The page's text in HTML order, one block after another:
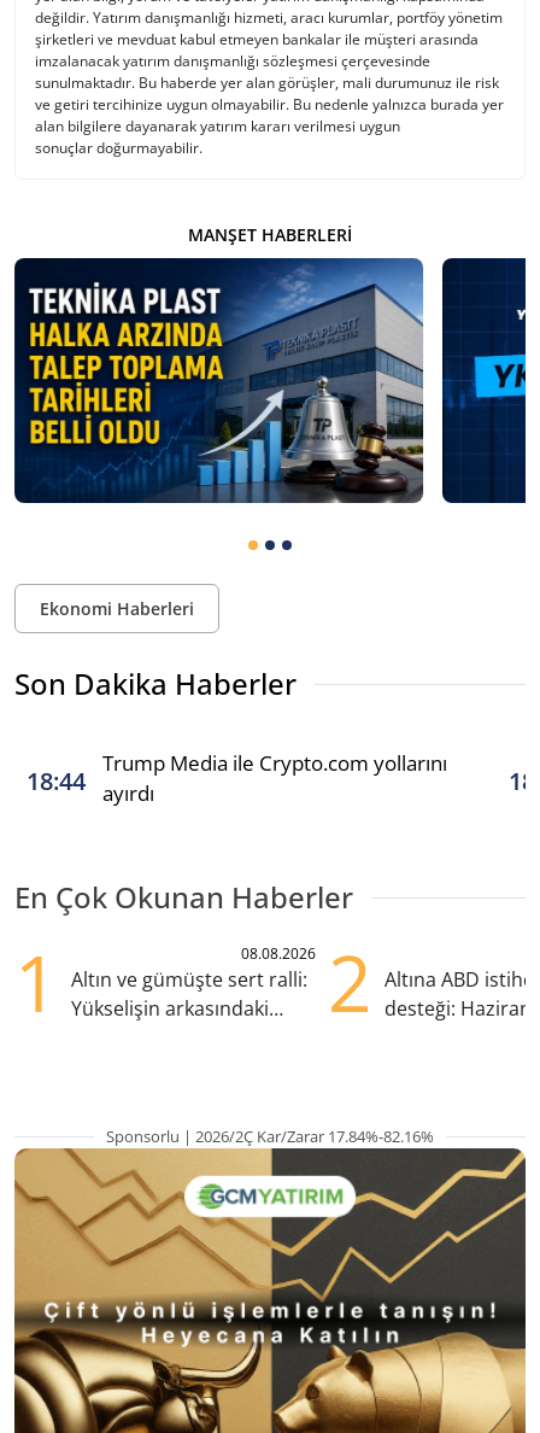
değildir. Yatırım danışmanlığı hizmeti, aracı kurumlar, portföy yönetim
şirketleri ve mevduat kabul etmeyen bankalar ile müşteri arasında
imzalanacak yatırım danışmanlığı sözleşmesi çerçevesinde
sunulmaktadır. Bu haberde yer alan görüşler, mali durumunuz ile risk
ve getiri tercihinize uygun olmayabilir. Bu nedenle yalnızca burada yer
alan bilgilere dayanarak yatırım kararı verilmesi uygun
sonuçlar doğurmayabilir.
MANŞET HABERLERI
Ekonomi Haberleri
Son Dakika Haberler
18:44
Trump Media ile Crypto.com yollarını
ayırdı
En Çok Okunan Haberler
1 08.08.2026
Altın ve gümüşte sert ralli:
Yükselişin arkasındaki
2
Altına ABD
desteği:
Sponsorlu | 2026/2Ç Kar/Zarar 17.84%-82.16%